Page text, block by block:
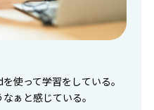
使って学習をしている。
ぁと感じている。